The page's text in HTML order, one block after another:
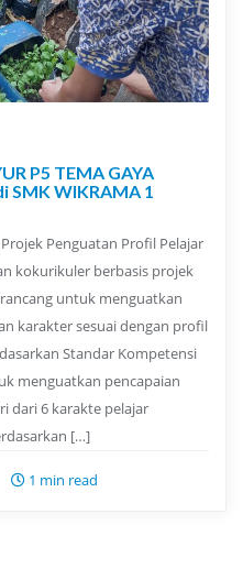
P5 TEMA GAYA
SMK WIKRAMA 1
Projek Penguatan Profil Pelajar
kokurikuler berbasis projek
untuk menguatkan
karakter sesuai dengan profil
Standar Kompetensi
menguatkan pencapaian
dari 6 karakte pelajar
[…]
1 min read